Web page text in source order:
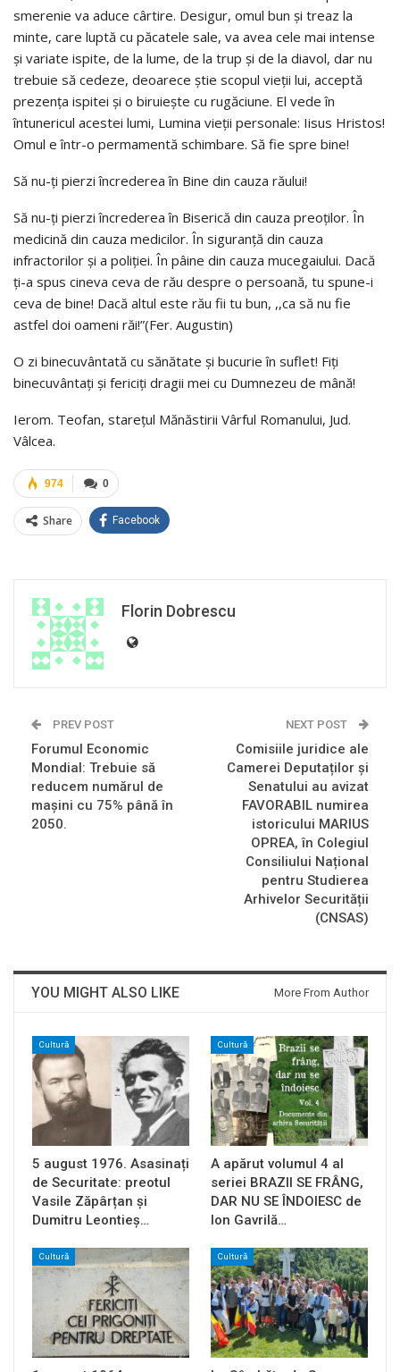
smerenie va aduce cârtire. Desigur, omul bun și treaz la
minte, care luptă cu păcatele sale, va avea cele mai intense
și variate ispite, de la lume, de la trup și de la diavol, dar nu
trebuie să cedeze, deoarece știe scopul vieții lui, acceptă
prezența ispitei și o biruiește cu rugăciune. El vede în
întunericul acestei lumi, Lumina vieții personale: Iisus Hristos!
Omul e într-o permamentă schimbare. Să fie spre bine!
Să nu-ți pierzi încrederea în Bine din cauza răului!
Să nu-ți pierzi încrederea în Biserică din cauza preoților. În
medicină din cauza medicilor. În siguranță din cauza
infractorilor și a poliției. În pâine din cauza mucegaiului. Dacă
ți-a spus cineva ceva de rău despre o persoană, tu spune-i
ceva de bine! Dacă altul este rău fii tu bun, ,,ca să nu fie
astfel doi oameni răi!”(Fer. Augustin)
O zi binecuvântată cu sănătate și bucurie în suflet! Fiți
binecuvântați și fericiți dragii mei cu Dumnezeu de mână!
Ierom. Teofan, starețul Mănăstirii Vârful Romanului, Jud.
Vâlcea.
0
974
Share Facebook
Florin Dobrescu
PREV POST
Forumul Economic
Mondial: Trebuie să
reducem numărul de
mașini cu 75% până în
2050.
NEXT POST
Comisiile juridice ale
Camerei Deputaților și
Senatului au avizat
FAVORABIL numirea
istoricului MARIUS
OPREA, în Colegiul
Consiliului Național
pentru Studierea
Arhivelor Securității
(CNSAS)
YOU MIGHT ALSO LIKE More From Author
Cultură
5 august 1976. Asasinați
de Securitate: preotul
Vasile Zăpârțan și
Dumitru Leontieș…
Cultură
A apărut volumul 4 al
seriei BRAZII SE FRÂNG,
DAR NU SE ÎNDOIESC de
Ion Gavrilă…
Cultură Cultură